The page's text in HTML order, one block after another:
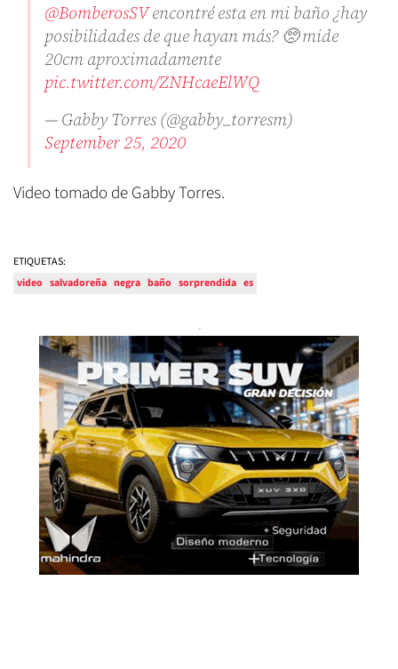
@BomberosSVencontré esta en mi baño ¿hay
posibilidades de que hayan más? 🥺 mide
20cm aproximadamente
pic.twitter.com/ZNHcaeElWQ
— Gabby Torres (@gabby_torresm)
September 25, 2020
Video tomado de Gabby Torres.
ETIQUETAS:
video salvadoreña negra baño sorprendida es